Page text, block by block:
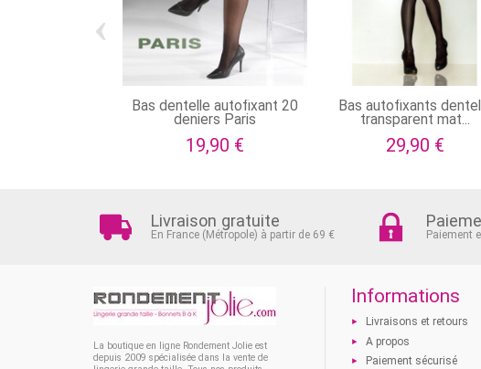
Bas dentelle autofixant 20
deniers Paris
19,90 €
Bas autofixants
transparent mat...
29,90 €
‹
Livraison gratuite
En France (Métropole) à partir de 69 € Paiement
La boutique en ligne Rondement Jolie est
depuis 2009 spécialisée dans la vente de
Informations
Livraisons et retours
A propos
Paiement sécurisé